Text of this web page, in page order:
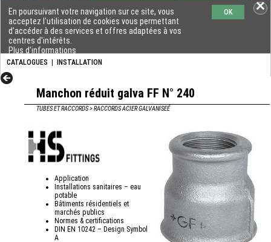
CATALOGUES INSTALLATION
En poursuivant votre navigation sur ce site, vous
acceptez l'utilisation de cookies vous permettant
d'accéder à des services et offres adaptées à vos
centres d'intérêts.
Plus d'informations
OK